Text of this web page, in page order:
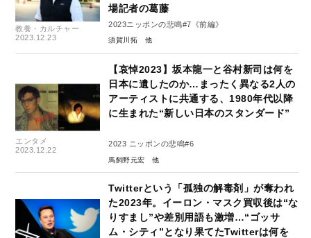
教養・カルチャー
2023.12.23
場記者の葛藤
2023ニッポンの悲鳴#7《前編》
須賀川拓
エンタメ
2023.12.22
【哀悼2023】坂本龍一と谷村新司は何を
日本に遺したのか…まったく異なる2人の
アーティストに共通する、1980年代以降
に生まれた“新しい日本のスタンダード”
2023 ニッポンの悲鳴#6
馬飼野元宏
Twitterという「孤独の解毒剤」が奪われ
た2023年。イーロン・マスク買収後は“な
りすまし”や差別用語も激増…“ゴッサ
ム・シティ”となり果てたTwitterは何を